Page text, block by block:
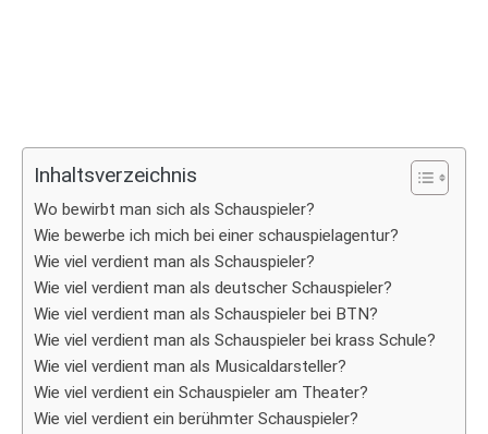
Inhaltsverzeichnis
Wo bewirbt man sich als Schauspieler?
Wie bewerbe ich mich bei einer schauspielagentur?
Wie viel verdient man als Schauspieler?
Wie viel verdient man als deutscher Schauspieler?
Wie viel verdient man als Schauspieler bei BTN?
Wie viel verdient man als Schauspieler bei krass Schule?
Wie viel verdient man als Musicaldarsteller?
Wie viel verdient ein Schauspieler am Theater?
Wie viel verdient ein berühmter Schauspieler?